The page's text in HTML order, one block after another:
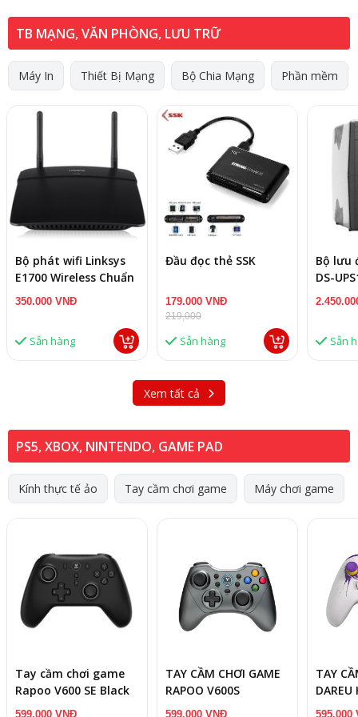
TB MẠNG, VĂN PHÒNG, LƯU TRỮ
Máy In Thiết Bị Mạng Bộ Chia Mạng Phần mềm
Bộ phát wifi Linksys
E1700 Wireless Chuẩn
N300Mbps
350.000 VNĐ
Sẵn hàng
Đầu đọc thẻ SSK
179.000 VNĐ
219,000
Sẵn hàng
Bộ lưu
DS-
Sẵn
Xem tất cả
PS5, XBOX, NINTENDO, GAME PAD
Kính thực tế ảo Tay cầm chơi game Máy chơi game
Tay cầm chơi game
Rapoo V600 SE Black
599.000 VNĐ
TAY CẦM CHƠI GAME
RAPOO V600S
599.000 VNĐ
TAY
DAREU
595.000